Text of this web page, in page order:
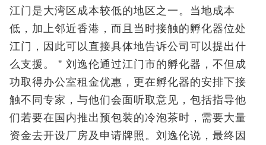
江门是大湾区成本较低的地区之一。当地成本
低，加上邻近香港，而且当时接触的孵化器位处
江门，因此可以直接具体地告诉公司可以提出什
么支援。＂刘逸伦通过江门市的孵化器，不但成
功取得办公室租金优惠，更在孵化器的安排下接
触不同专家，与他们会面听取意见，包括指导他
们若要在国内推出预包装的冷泡茶时，需要大量
资金去开设厂房及申请牌照。刘逸伦说，最终因